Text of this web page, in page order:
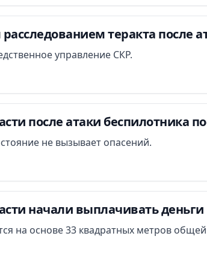
теракта после
управление СКР.
после атаки беспилотника
не вызывает опасений.
начали выплачивать
на основе 33 квадратных метров